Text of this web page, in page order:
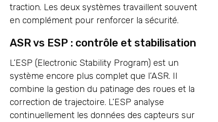
traction. Les deux systèmes travaillent souvent
en complément pour renforcer la sécurité.
ASR vs ESP : contrôle et stabilisation
L’ESP (Electronic Stability Program) est un
système encore plus complet que l’ASR. Il
combine la gestion du patinage des roues et la
correction de trajectoire. L’ESP analyse
continuellement les données des capteurs sur